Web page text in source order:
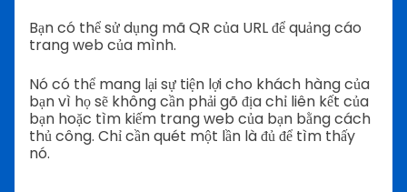
Bạn có thể sử dụng mã QR của URL để quảng cáo
trang web của mình.
Nó có thể mang lại sự tiện lợi cho khách hàng của
bạn vì họ sẽ không cần phải gõ địa chỉ liên kết của
bạn hoặc tìm kiếm trang web của bạn bằng cách
thủ công. Chỉ cần quét một lần là đủ để tìm thấy
nó.